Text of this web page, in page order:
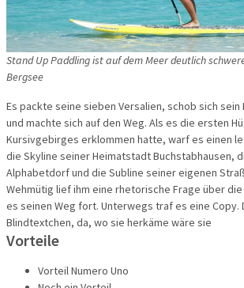
Stand Up Paddling ist auf dem Meer deutlich
Bergsee
Es packte seine sieben Versalien, schob sich sein
und machte sich auf den Weg. Als es die ersten
Kursivgebirges erklommen hatte, warf es einen
die Skyline seiner Heimatstadt Buchstabhausen,
Alphabetdorf und die Subline seiner eigenen
Wehmütig lief ihm eine rhetorische Frage über
es seinen Weg fort. Unterwegs traf es eine Copy.
Blindtextchen, da, wo sie herkäme wäre sie
Vorteile
Vorteil Numero Uno